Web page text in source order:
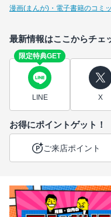
漫画(まんが)・電子書籍のコミ
最新情報はここからチェ
限定特典GET
LINE X
お得にポイントゲット！
ご来店ポイント